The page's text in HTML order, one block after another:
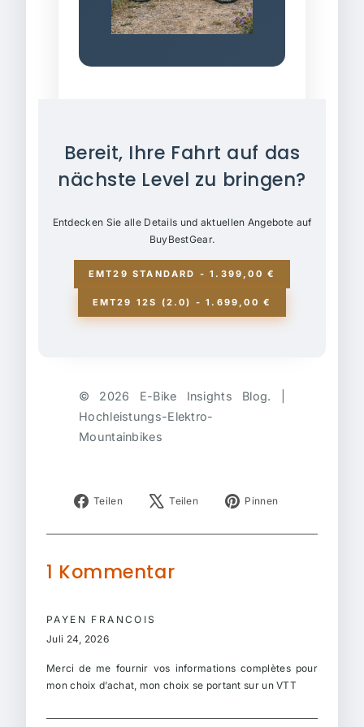
Bereit, Ihre Fahrt auf das
nächste Level zu bringen?
Entdecken Sie alle Details und aktuellen Angebote auf
BuyBestGear.
EMT29 STANDARD - 1.399,00 €
EMT29 12S (2.0) - 1.699,00 €
© 2026 E-Bike Insights Blog. |
Hochleistungs-Elektro-
Mountainbikes
Teilen
Auf
teilen
Teilen
Auf
twittern
Pinnen
pinnen
1 Kommentar
PAYEN FRANCOIS
Juli 24, 2026
Merci de me fournir vos informations complètes pour
mon choix d’achat, mon choix se portant sur un VTT